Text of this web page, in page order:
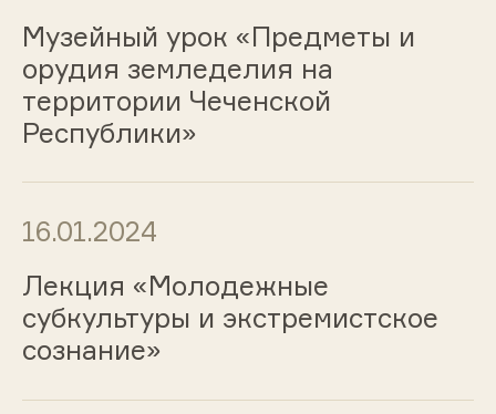
Музейный урок «Предметы и
орудия земледелия на
территории Чеченской
Республики»
16.01.2024
Лекция «Молодежные
субкультуры и экстремистское
сознание»